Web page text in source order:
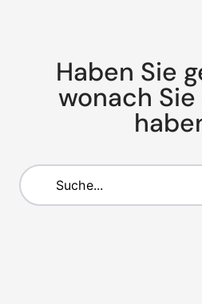
Haben Sie
wonach